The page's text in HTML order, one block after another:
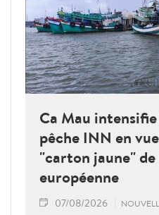
Ca Mau
pêche INN en
"carton jaune"
européenne
07/08/2026